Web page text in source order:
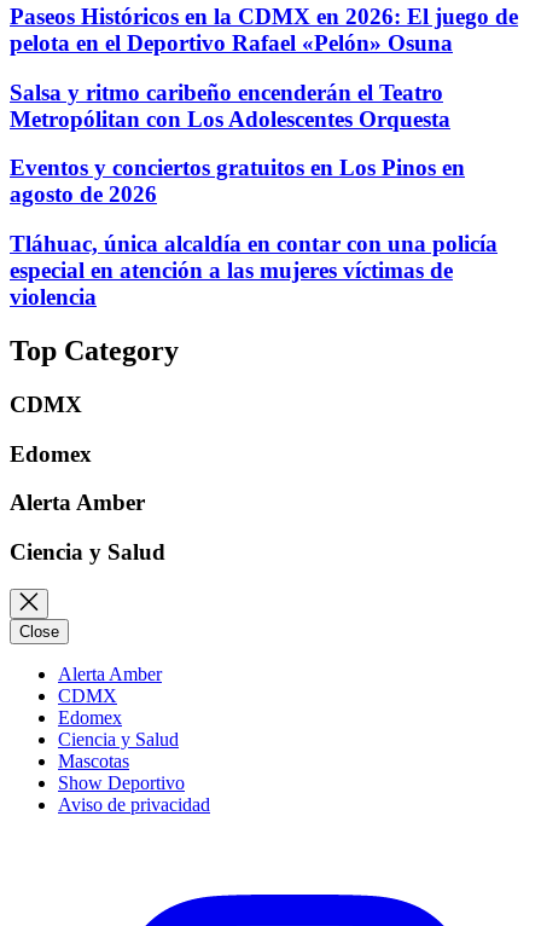
Paseos Históricos en la CDMX en 2026: El juego de
pelota en el Deportivo Rafael «Pelón» Osuna
Salsa y ritmo caribeño encenderán el Teatro
Metropólitan con Los Adolescentes Orquesta
Eventos y conciertos gratuitos en Los Pinos en
agosto de 2026
Tláhuac, única alcaldía en contar con una policía
especial en atención a las mujeres víctimas de
violencia
Top Category
CDMX
Edomex
Alerta Amber
Ciencia y Salud
Close
Alerta Amber
CDMX
Edomex
Ciencia y Salud
Mascotas
Show Deportivo
Aviso de privacidad